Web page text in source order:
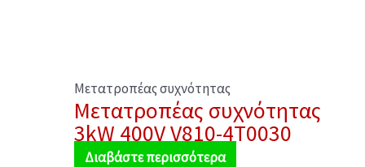
Μετατροπέας συχνότητας
Μετατροπέας συχνότητας
3kW 400V V810-4T0030
Διαβάστε περισσότερα